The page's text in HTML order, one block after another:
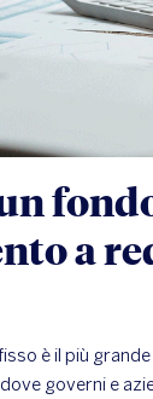
a
è il più
governi e